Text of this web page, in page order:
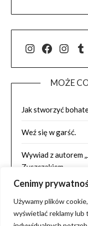
Cenimy
Używamy plików
wyświetlać reklamy
@j.luszynska
Facebook
MOŻE
Jak stworzyć
Weź się w garść.
Wywiad z autorem
Zyszczakiem